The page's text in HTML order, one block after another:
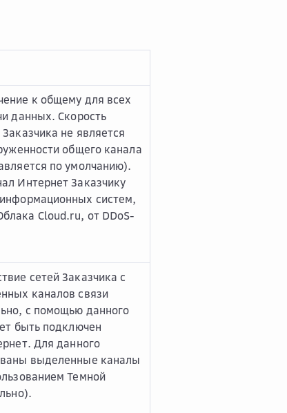
к общему для всех
данных. Скорость
не является
общего канала
по умолчанию).
Интернет Заказчику
систем,
Cloud.ru, от DDoS-
сетей Заказчика с
каналов связи
с помощью данного
быть подключен
Для данного
выделенные каналы
Темной